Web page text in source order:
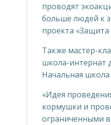
проводят
больше людей к
проекта
Также мастер-
школа-интернат
Начальная
«Идея
кормушки и
ограниченными